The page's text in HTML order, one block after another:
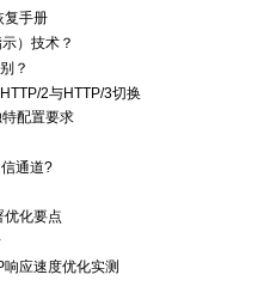
复手册
）技术？
？
2与HTTP/3切换
配置要求
通道?
优化要点
应速度优化实测